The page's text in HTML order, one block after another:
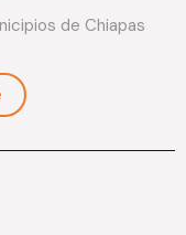
de Chiapas